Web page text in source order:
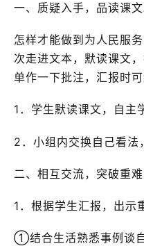
一、质疑入手，品读课文
怎样才能做到为人民服
次走进文本，默读课文
单作一下批注，汇报时
1．学生默读课文，自主
2．小组内交换自己看法
二、相互交流，突破重难
1．根据学生汇报，出示
①结合生活熟悉事例谈